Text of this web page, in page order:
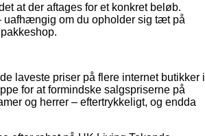
at der aftages for et konkret beløb.
uafhængig om du opholder sig tæt på
laveste priser på flere internet butikker i
for at formindske salgspriserne på
og herrer – eftertrykkeligt, og endda